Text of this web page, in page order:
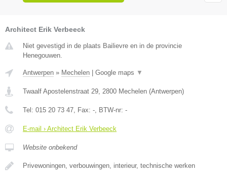
Architect Erik Verbeeck
Niet gevestigd in de plaats Bailievre en in de provincie
Henegouwen.
Antwerpen » Mechelen | Google maps ▼
Twaalf Apostelenstraat 29 2800 Mechelen (Antwerpen)
Tel: 015 20 73 47 , Fax: - , BTW-nr: -
E-mail › Architect Erik Verbeeck
Website onbekend
Privewoningen, verbouwingen, interieur, technische werken